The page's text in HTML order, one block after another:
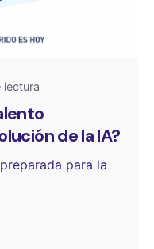
lectura
de la IA?
para la